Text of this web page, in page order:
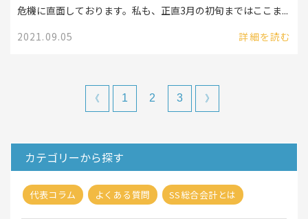
危機に直面しております。私も、正直3月の初旬まではここま...
2021.09.05
詳細を読む
《 1 2 3 》
カテゴリーから探す
代表コラム よくある質問 SS総合会計とは